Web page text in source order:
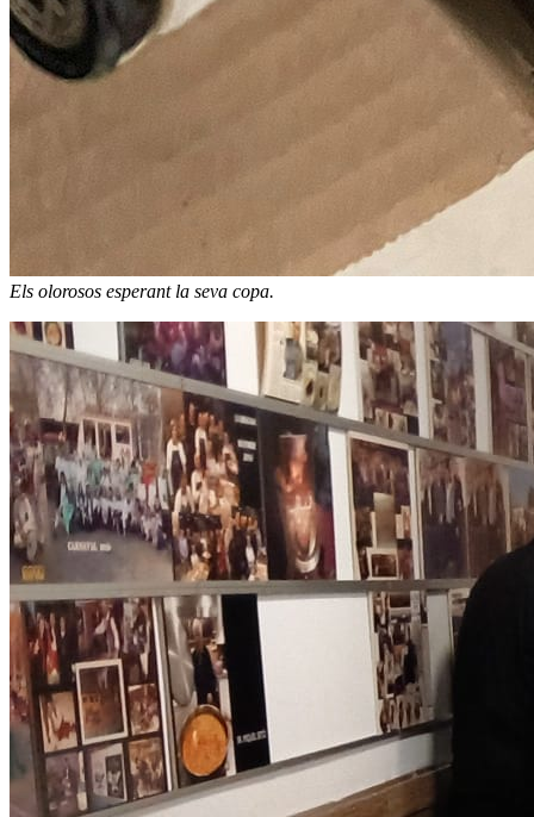
Els olorosos esperant la seva copa.